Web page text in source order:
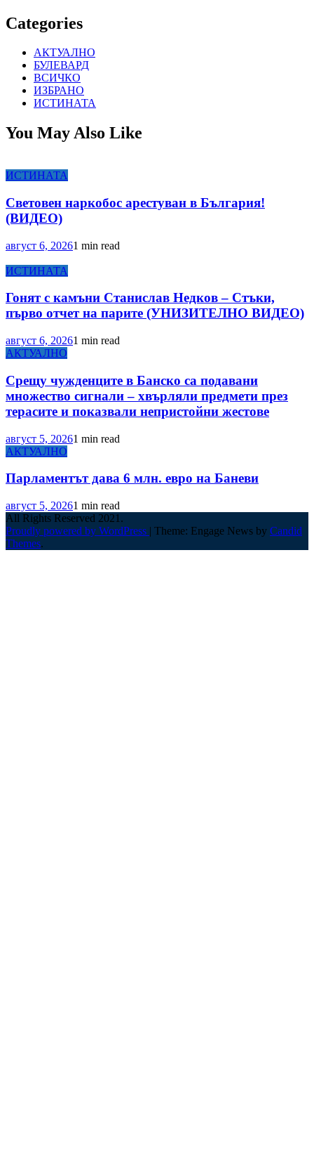
Categories
АКТУАЛНО
БУЛЕВАРД
ВСИЧКО
ИЗБРАНО
ИСТИНАТА
You May Also Like
ИСТИНАТА
Световен наркобос арестуван в България!
(ВИДЕО)
август 6, 20261 min read
ИСТИНАТА
Гонят с камъни Станислав Недков – Стъки,
първо отчет на парите (УНИЗИТЕЛНО ВИДЕО)
август 6, 20261 min read
АКТУАЛНО
Срещу чужденците в Банско са подавани
множество сигнали – хвърляли предмети през
терасите и показвали непристойни жестове
август 5, 20261 min read
АКТУАЛНО
Парламентът дава 6 млн. евро на Баневи
август 5, 20261 min read
All Rights Reserved 2021.
Proudly powered by WordPress | Theme: Engage News by Candid
Themes.